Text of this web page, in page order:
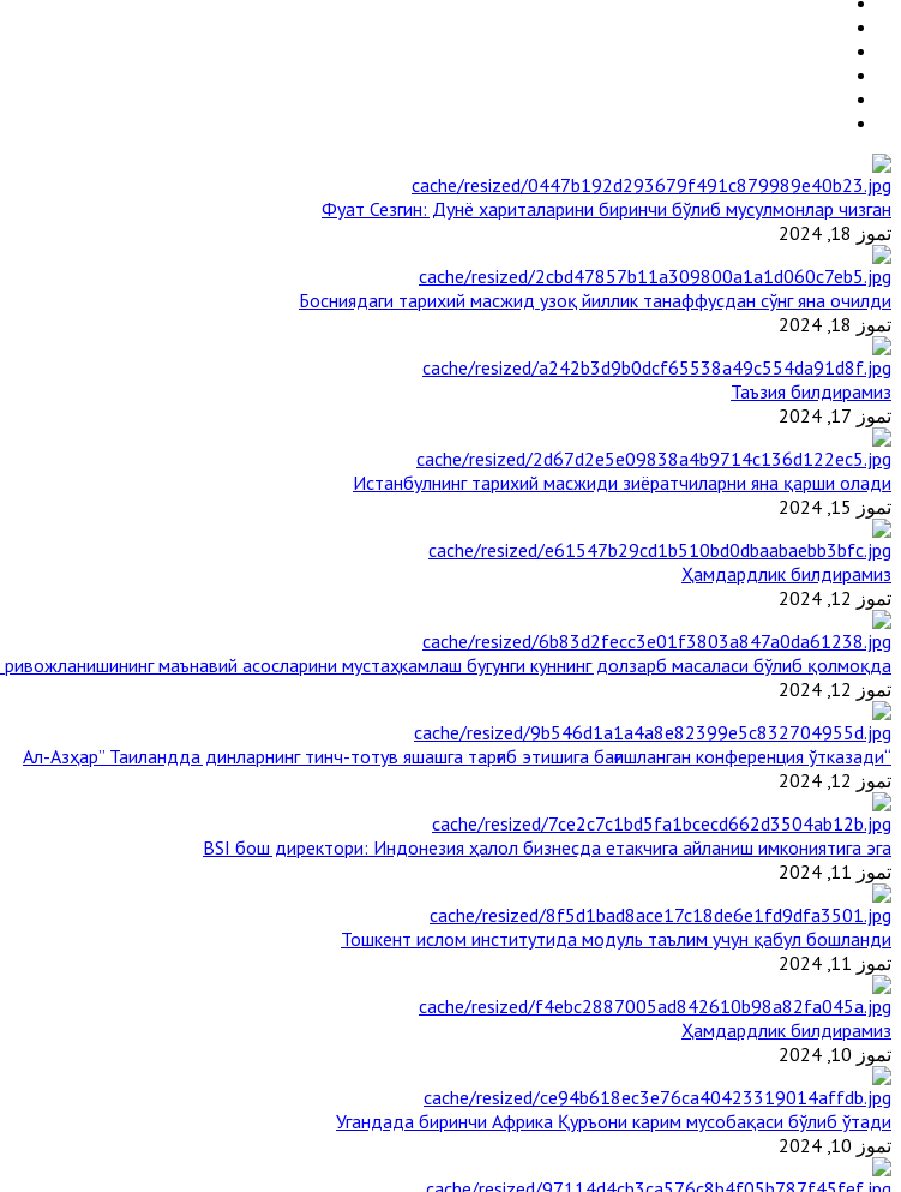
Фуат Сезгин: Дунё хариталарини биринчи бўлиб мусулмонлар чизган
تموز 18, 2024
Босниядаги тарихий масжид узоқ йиллик танаффусдан сўнг яна очилди
تموز 18, 2024
Таъзия билдирамиз
تموز 17, 2024
Истанбулнинг тарихий масжиди зиёратчиларни яна қарши олади
تموز 15, 2024
Ҳамдардлик билдирамиз
تموز 12, 2024
маънавий асосларини мустаҳкамлаш бугунги куннинг долзарб масаласи бўлиб қолмоқда
تموز 12, 2024
“Ал-Азҳар” Таиландда динларнинг тинч-тотув яшашга тарғиб этишига бағишланган конференция ўтказади
تموز 12, 2024
BSI бош директори: Индонезия ҳалол бизнесда етакчига айланиш имкониятига эга
تموز 11, 2024
Тошкент ислом институтида модуль таълим учун қабул бошланди
تموز 11, 2024
Ҳамдардлик билдирамиз
تموز 10, 2024
Угандада биринчи Aфрика Қуръони карим мусобақаси бўлиб ўтади
تموز 10, 2024